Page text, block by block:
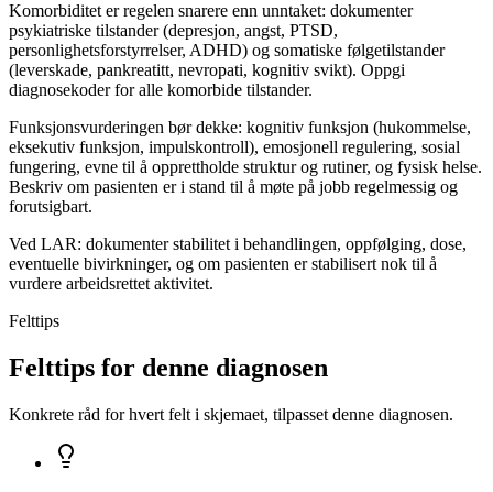
Komorbiditet er regelen snarere enn unntaket: dokumenter
psykiatriske tilstander (depresjon, angst, PTSD,
personlighetsforstyrrelser, ADHD) og somatiske følgetilstander
(leverskade, pankreatitt, nevropati, kognitiv svikt). Oppgi
diagnosekoder for alle komorbide tilstander.
Funksjonsvurderingen bør dekke: kognitiv funksjon (hukommelse,
eksekutiv funksjon, impulskontroll), emosjonell regulering, sosial
fungering, evne til å opprettholde struktur og rutiner, og fysisk helse.
Beskriv om pasienten er i stand til å møte på jobb regelmessig og
forutsigbart.
Ved LAR: dokumenter stabilitet i behandlingen, oppfølging, dose,
eventuelle bivirkninger, og om pasienten er stabilisert nok til å
vurdere arbeidsrettet aktivitet.
Felttips
Felttips for denne diagnosen
Konkrete råd for hvert felt i skjemaet, tilpasset denne diagnosen.